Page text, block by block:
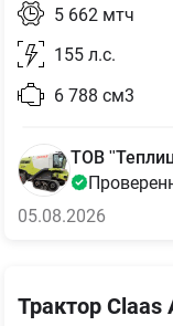
5 662 мтч
155 л.с.
6 788 см3
ТОВ
05.08.2026
Трактор Claas